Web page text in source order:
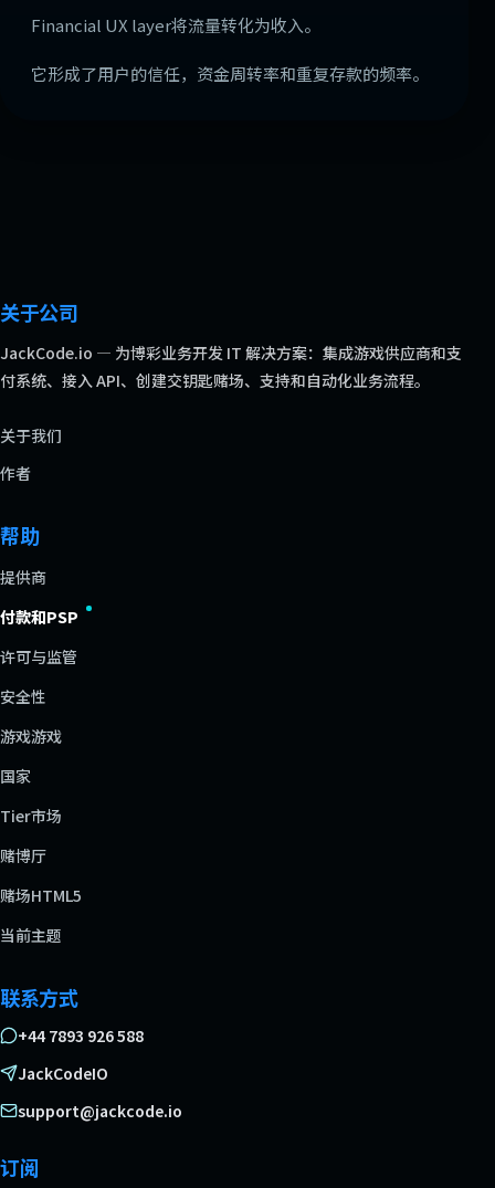
Financial UX layer将流量转化为收入。
它形成了用户的信任，资金周转率和重复存款的频率。
关于公司
JackCode.io — 为博彩业务开发 IT 解决方案：集成游戏供应商和支
付系统、接入 API、创建交钥匙赌场、支持和自动化业务流程。
关于我们
作者
帮助
提供商
付款和PSP
许可与监管
安全性
游戏游戏
国家
Tier市场
赌博厅
赌场HTML5
当前主题
联系方式
+44 7893 926 588
JackCodeIO
support@jackcode.io
订阅